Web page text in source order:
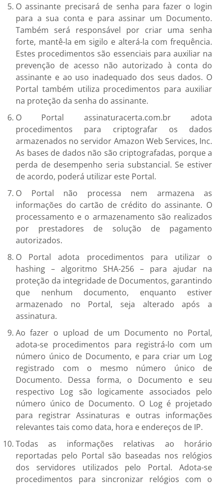
O assinante precisará de senha para fazer o login
para a sua conta e para assinar um Documento.
Também será responsável por criar uma senha
forte, mantê-la em sigilo e alterá-la com frequência.
Estes procedimentos são essenciais para auxiliar na
prevenção de acesso não autorizado à conta do
assinante e ao uso inadequado dos seus dados. O
Portal também utiliza procedimentos para auxiliar
na proteção da senha do assinante.
O Portal assinaturacerta.com.br adota
procedimentos para criptografar os dados
armazenados no servidor Amazon Web Services, Inc.
As bases de dados não são criptografadas, porque a
perda de desempenho seria substancial. Se estiver
de acordo, poderá utilizar este Portal.
O Portal não processa nem armazena as
informações do cartão de crédito do assinante. O
processamento e o armazenamento são realizados
por prestadores de solução de pagamento
autorizados.
O Portal adota procedimentos para utilizar o
hashing – algoritmo SHA-256 – para ajudar na
proteção da integridade de Documentos, garantindo
que nenhum documento, enquanto estiver
armazenado no Portal, seja alterado após a
assinatura.
Ao fazer o upload de um Documento no Portal,
adota-se procedimentos para registrá-lo com um
número único de Documento, e para criar um Log
registrado com o mesmo número único de
Documento. Dessa forma, o Documento e seu
respectivo Log são logicamente associados pelo
número único de Documento. O Log é projetado
para registrar Assinaturas e outras informações
relevantes tais como data, hora e endereços de IP.
Todas as informações relativas ao horário
reportadas pelo Portal são baseadas nos relógios
dos servidores utilizados pelo Portal. Adota-se
procedimentos para sincronizar relógios com o